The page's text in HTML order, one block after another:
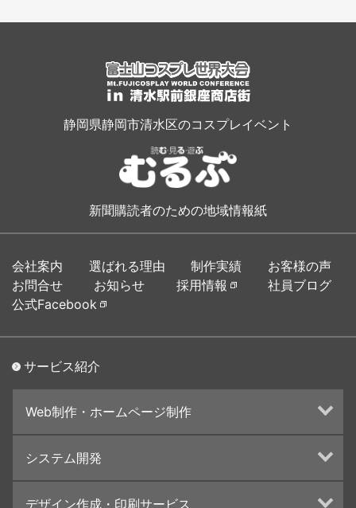
静岡県静岡市清水区のコスプレイベント
新聞購読者のための地域情報紙
会社案内 選ばれる理由 制作実績
お客様の声
お問合せ
お知らせ 採用情報
社員ブログ
公式Facebook
サービス紹介
Web制作・ホームページ制作
ランディングページ制作
システム開発
デザイン作成・印刷サービス